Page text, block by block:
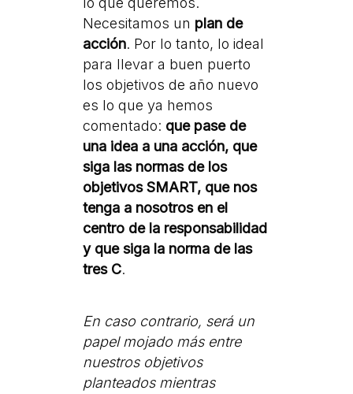
Necesitamos un plan de
acción. Por lo tanto, lo ideal
para llevar a buen puerto
los objetivos de año nuevo
es lo que ya hemos
comentado: que pase de
una idea a una acción, que
siga las normas de los
objetivos SMART, que nos
tenga a nosotros en el
centro de la responsabilidad
y que siga la norma de las
tres C.
En caso contrario, será un
papel mojado más entre
nuestros objetivos
planteados mientras